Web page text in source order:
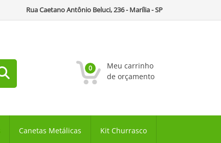
Rua Caetano Antônio Beluci, 236 - Marília - SP
0
Meu carrinho
de orçamento
Canetas Metálicas Kit Churrasco